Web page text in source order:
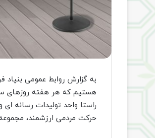
به گزارش روابط عمومی
هستیم که هر هفته روزهای
راستا واحد تولیدات رسانه
حرکت مردمی ارزشمند،